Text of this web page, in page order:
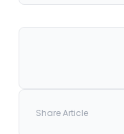
Share Article